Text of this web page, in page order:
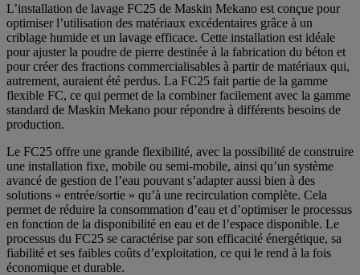
L’installation de lavage FC25 de Maskin Mekano est conçue pour
optimiser l’utilisation des matériaux excédentaires grâce à un
criblage humide et un lavage efficace. Cette installation est idéale
pour ajuster la poudre de pierre destinée à la fabrication du béton et
pour créer des fractions commercialisables à partir de matériaux qui,
autrement, auraient été perdus. La FC25 fait partie de la gamme
flexible FC, ce qui permet de la combiner facilement avec la gamme
standard de Maskin Mekano pour répondre à différents besoins de
production.
Le FC25 offre une grande flexibilité, avec la possibilité de construire
une installation fixe, mobile ou semi-mobile, ainsi qu’un système
avancé de gestion de l’eau pouvant s’adapter aussi bien à des
solutions « entrée/sortie » qu’à une recirculation complète. Cela
permet de réduire la consommation d’eau et d’optimiser le processus
en fonction de la disponibilité en eau et de l’espace disponible. Le
processus du FC25 se caractérise par son efficacité énergétique, sa
fiabilité et ses faibles coûts d’exploitation, ce qui le rend à la fois
économique et durable.